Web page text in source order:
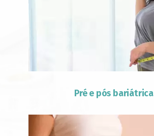
Pré e pós bariátrica